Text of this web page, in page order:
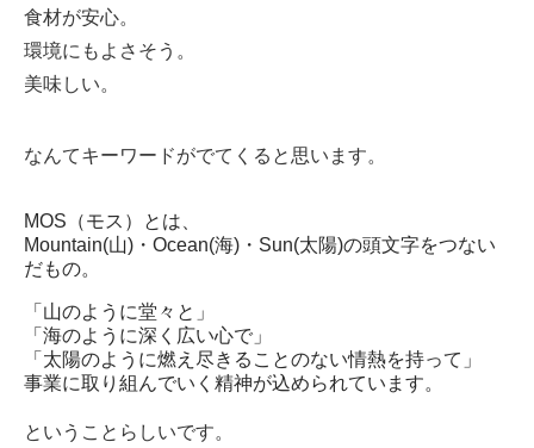
食材が安心。
環境にもよさそう。
美味しい。
なんてキーワードがでてくると思います。
MOS（モス）とは、
Mountain(山)・Ocean(海)・Sun(太陽)の頭文字をつない
だもの。
「山のように堂々と」
「海のように深く広い心で」
「太陽のように燃え尽きることのない情熱を持って」
事業に取り組んでいく精神が込められています。
ということらしいです。